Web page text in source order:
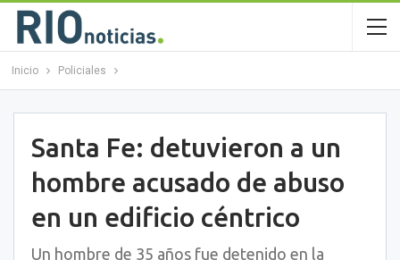
Inicio Policiales
Santa Fe: detuvieron a un
hombre acusado de abuso
en un edificio céntrico
Un hombre de 35 años fue detenido en la